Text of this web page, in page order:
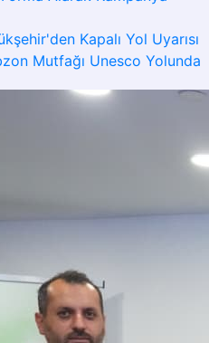
Kapalı Yol Uyarısı
Mutfağı Unesco Yolunda